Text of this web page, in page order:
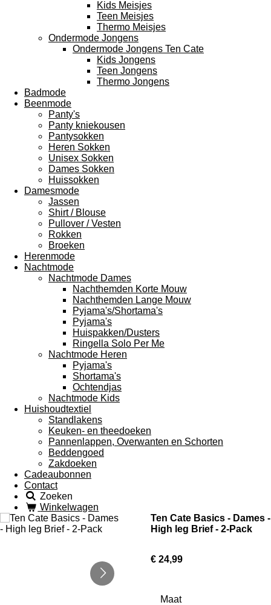
Kids Meisjes
Teen Meisjes
Thermo Meisjes
Ondermode Jongens
Ondermode Jongens Ten Cate
Kids Jongens
Teen Jongens
Thermo Jongens
Badmode
Beenmode
Panty's
Panty kniekousen
Pantysokken
Heren Sokken
Unisex Sokken
Dames Sokken
Huissokken
Damesmode
Jassen
Shirt / Blouse
Pullover / Vesten
Rokken
Broeken
Herenmode
Nachtmode
Nachtmode Dames
Nachthemden Korte Mouw
Nachthemden Lange Mouw
Pyjama's/Shortama's
Pyjama's
Huispakken/Dusters
Ringella Solo Per Me
Nachtmode Heren
Pyjama's
Shortama's
Ochtendjas
Nachtmode Kids
Huishoudtextiel
Standlakens
Keuken- en theedoeken
Pannenlappen, Overwanten en Schorten
Beddengoed
Zakdoeken
Cadeaubonnen
Contact
Zoeken
Winkelwagen
Ten Cate Basics - Dames -
High leg Brief - 2-Pack
€ 24,99
Maat